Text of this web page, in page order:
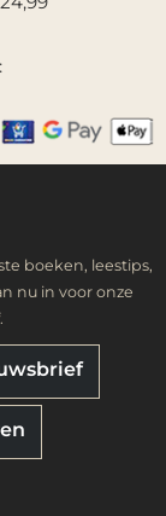
boeken, leestips,
nu in voor onze